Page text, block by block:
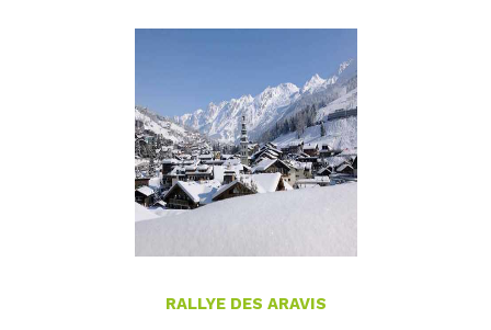
RALLYE DES ARAVIS